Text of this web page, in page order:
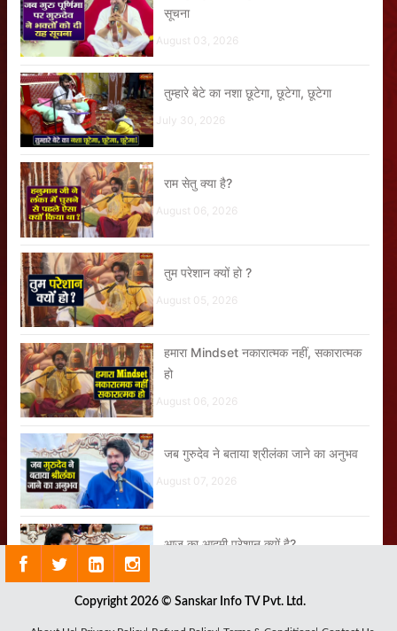
सूचना
August 03, 2026
तुम्हारे बेटे का नशा छूटेगा, छूटेगा, छूटेगा
July 30, 2026
राम सेतु क्या है?
August 06, 2026
तुम परेशान क्यों हो ?
August 05, 2026
हमारा Mindset नकारात्मक नहीं, सकारात्मक
हो
August 06, 2026
जब गुरुदेव ने बताया श्रीलंका जाने का अनुभव
August 07, 2026
आज का आदमी परेशान क्यों है?
Copyright 2026 © Sanskar Info TV Pvt. Ltd.